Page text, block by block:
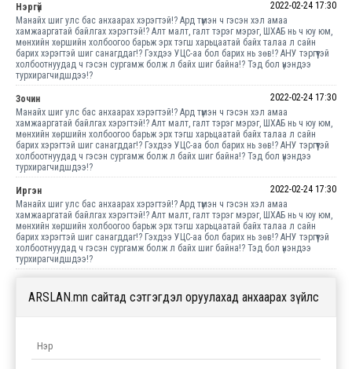
Нэргүй
2022-02-24 17:30
Манайх шиг улс бас анхаарах хэрэгтэй!? Ард түмэн ч гэсэн хэл амаа
хамжааргатай байлгах хэрэгтэй!? Алт малт, галт тэрэг мэрэг, ШХАБ нь ч юу юм,
мөнхийн хөршийн холбоогоо барьж эрх тэгш харьцаатай байх талаа л сайн
барих хэрэгтэй шиг санагддаг!? Гэхдээ УЦС-аа бол барих нь зөв!? АНУ тэргүүтэй
холбоотнуудад ч гэсэн сургамж болж л байх шиг байна!? Тэд бол үнэндээ
турхирагчидшдээ!?
Зочин
2022-02-24 17:30
Манайх шиг улс бас анхаарах хэрэгтэй!? Ард түмэн ч гэсэн хэл амаа
хамжааргатай байлгах хэрэгтэй!? Алт малт, галт тэрэг мэрэг, ШХАБ нь ч юу юм,
мөнхийн хөршийн холбоогоо барьж эрх тэгш харьцаатай байх талаа л сайн
барих хэрэгтэй шиг санагддаг!? Гэхдээ УЦС-аа бол барих нь зөв!? АНУ тэргүүтэй
холбоотнуудад ч гэсэн сургамж болж л байх шиг байна!? Тэд бол үнэндээ
турхирагчидшдээ!?
Иргэн
2022-02-24 17:30
Манайх шиг улс бас анхаарах хэрэгтэй!? Ард түмэн ч гэсэн хэл амаа
хамжааргатай байлгах хэрэгтэй!? Алт малт, галт тэрэг мэрэг, ШХАБ нь ч юу юм,
мөнхийн хөршийн холбоогоо барьж эрх тэгш харьцаатай байх талаа л сайн
барих хэрэгтэй шиг санагддаг!? Гэхдээ УЦС-аа бол барих нь зөв!? АНУ тэргүүтэй
холбоотнуудад ч гэсэн сургамж болж л байх шиг байна!? Тэд бол үнэндээ
турхирагчидшдээ!?
ARSLAN.mn сайтад сэтгэгдэл оруулахад анхаарах зүйлс